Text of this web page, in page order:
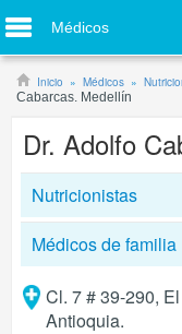
Médicos
Inicio Médicos
Cabarcas. Medellín
Dr. Adolfo
Nutricionistas
Médicos de familia
Cl. 7 # 39-290,
Antioquia.